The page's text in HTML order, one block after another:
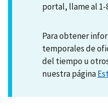
portal, llame al 1-
Para obtener
temporales de
del tiempo u
nuestra página